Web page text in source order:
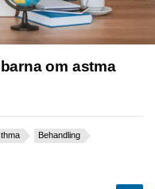
om astma
Behandling